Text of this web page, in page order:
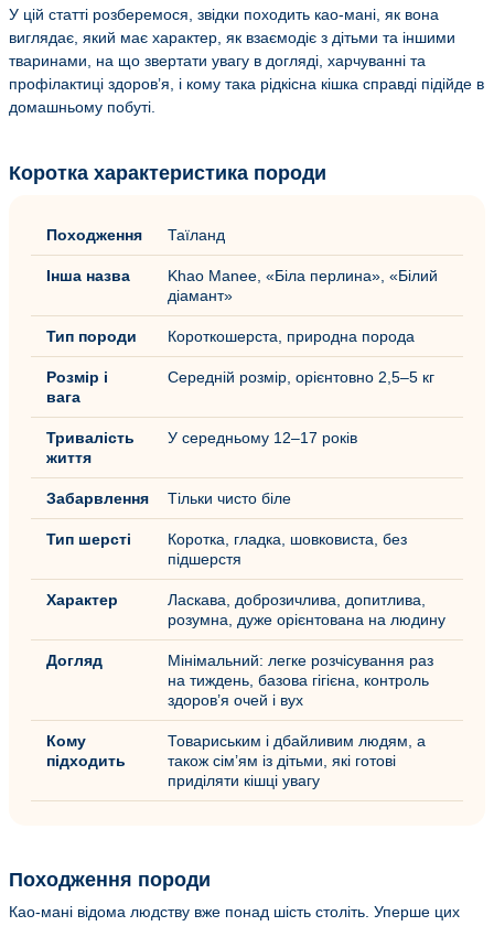
У цій статті розберемося, звідки походить као-мані, як вона
виглядає, який має характер, як взаємодіє з дітьми та іншими
тваринами, на що звертати увагу в догляді, харчуванні та
профілактиці здоров’я, і кому така рідкісна кішка справді підійде в
домашньому побуті.
Коротка характеристика породи
Походження Таїланд
Інша назва
Khao Manee, «Біла перлина», «Білий
діамант»
Тип породи Короткошерста, природна порода
Розмір і
вага
Середній розмір, орієнтовно 2,5–5 кг
Тривалість
життя
У середньому 12–17 років
Забарвлення Тільки чисто біле
Тип шерсті
Коротка, гладка, шовковиста, без
підшерстя
Характер
Ласкава, доброзичлива, допитлива,
розумна, дуже орієнтована на людину
Догляд
Мінімальний: легке розчісування раз
на тиждень, базова гігієна, контроль
здоров’я очей і вух
Кому
підходить
Товариським і дбайливим людям, а
також сім’ям із дітьми, які готові
приділяти кішці увагу
Походження породи
Као-мані відома людству вже понад шість століть. Уперше цих